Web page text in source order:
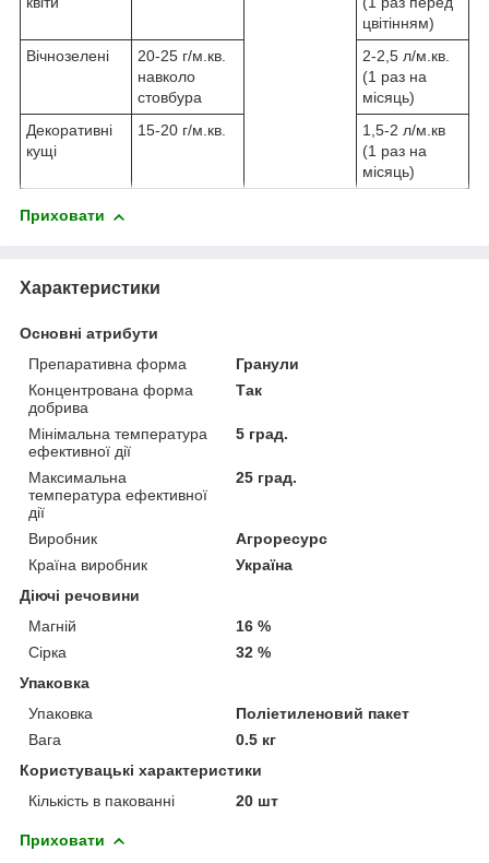
цвітінням)
Вічнозелені
20-25 г/м.кв.
навколо
стовбура
2-2,5 л/м.кв.
(1 раз на
місяць)
Декоративні
кущі
15-20 г/м.кв.
1,5-2 л/м.кв
(1 раз на
місяць)
Приховати
Характеристики
Основні атрибути
Препаративна форма
Гранули
Концентрована форма
добрива
Так
Мінімальна температура
ефективної дії
5 град.
Максимальна
температура ефективної
дії
25 град.
Виробник
Агроресурс
Країна виробник
Україна
Діючі речовини
Магній
16 %
Сірка
32 %
Упаковка
Упаковка
Поліетиленовий пакет
Вага
0.5 кг
Користувацькі характеристики
Кількість в пакованні
20 шт
Приховати